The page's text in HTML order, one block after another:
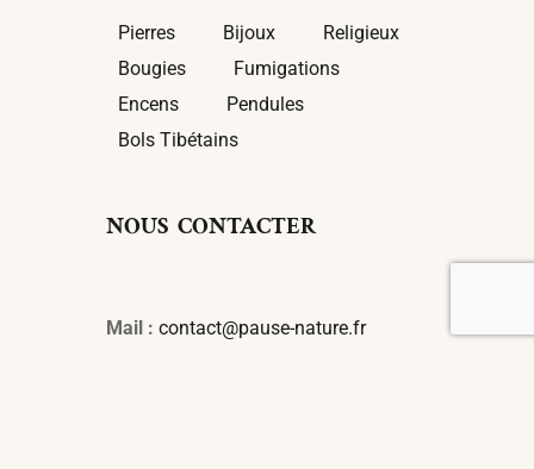
Pierres Bijoux
Religieux
Bougies
Fumigations
Encens
Pendules
Bols Tibétains
NOUS CONTACTER
Mail : contact@pause-nature.fr